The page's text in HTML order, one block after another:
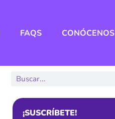
FAQS CONÓCENOS
¡SUSCRÍBETE!